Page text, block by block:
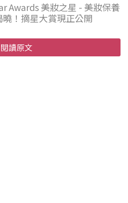
Awards 美妝之星 - 美妝保養
！摘星大賞現正公開
閱讀原文